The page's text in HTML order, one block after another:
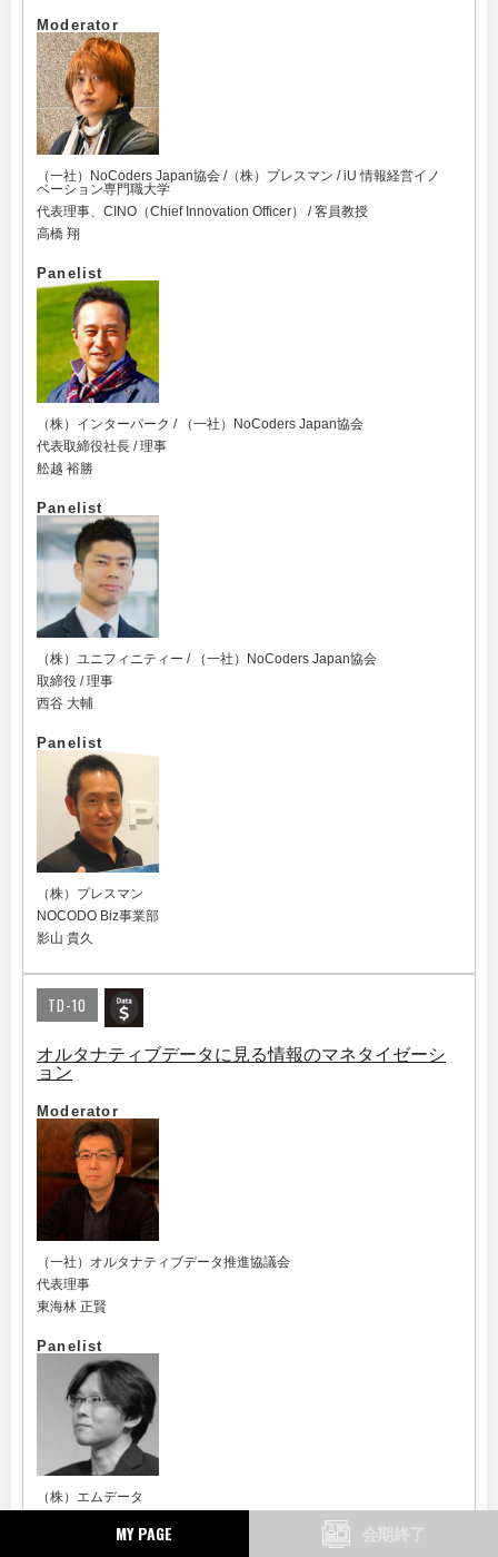
MY PAGE
Moderator
（一社）NoCoders Japan協会 /（株）プレスマン / iU 情報経営イノ
ベーション専門職大学
代表理事、CINO（Chief Innovation Officer） / 客員教授
高橋 翔
Panelist
（株）インターパーク / （一社）NoCoders Japan協会
代表取締役社長 / 理事
舩越 裕勝
Panelist
（株）ユニフィニティー / （一社）NoCoders Japan協会
取締役 / 理事
西谷 大輔
Panelist
（株）プレスマン
NOCODO Biz事業部
影山 貴久
TD-10
オルタナティブデータに見る情報のマネタイゼーシ
ョン
Moderator
（一社）オルタナティブデータ推進協議会
代表理事
東海林 正賢
Panelist
（株）エムデータ